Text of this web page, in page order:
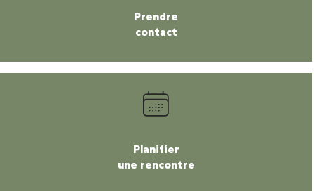
Prendre
contact
Planifier
une rencontre